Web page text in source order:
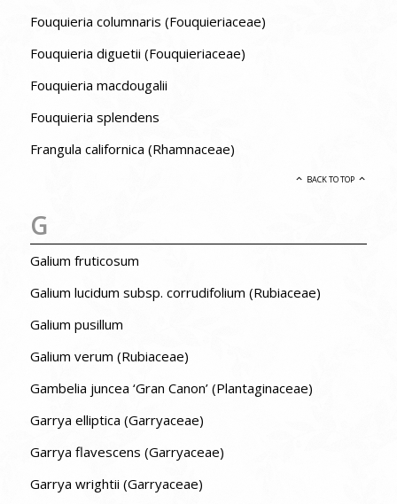
Fouquieria columnaris (Fouquieriaceae)
Fouquieria diguetii (Fouquieriaceae)
Fouquieria macdougalii
Fouquieria splendens
Frangula californica (Rhamnaceae)
BACK TO TOP
G
Galium fruticosum
Galium lucidum subsp. corrudifolium (Rubiaceae)
Galium pusillum
Galium verum (Rubiaceae)
Gambelia juncea ‘Gran Canon’ (Plantaginaceae)
Garrya elliptica (Garryaceae)
Garrya flavescens (Garryaceae)
Garrya wrightii (Garryaceae)